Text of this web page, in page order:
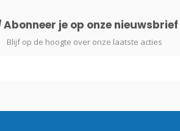
Abonneer je op onze nieuwsbrief
Blijf op de hoogte over onze laatste acties